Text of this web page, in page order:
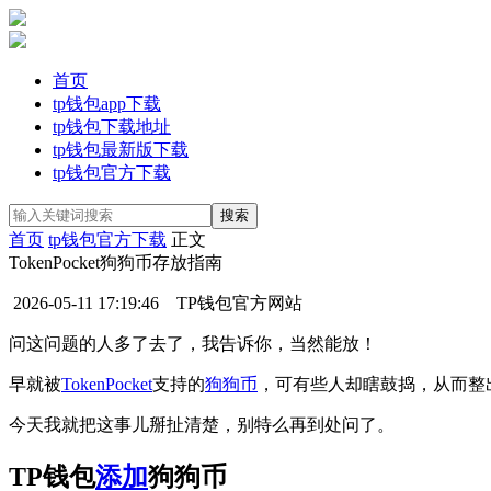
首页
tp钱包app下载
tp钱包下载地址
tp钱包最新版下载
tp钱包官方下载
首页 tp钱包官方下载 正文
TokenPocket狗狗币存放指南
2026-05-11 17:19:46 TP钱包官方网站
问这问题的人多了去了，我告诉你，当然能放！
早就被TokenPocket支持的狗狗币 ，可有些人却瞎鼓捣，从而整
今天我就把这事儿掰扯清楚，别特么再到处问了。
TP钱包添加狗狗币